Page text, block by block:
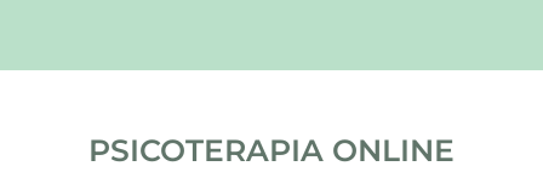
PSICOTERAPIA ONLINE